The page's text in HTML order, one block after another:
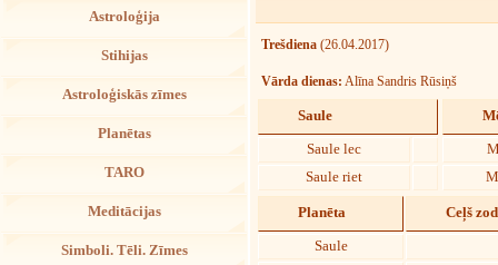
Astroloģija
Stihijas
Astroloģiskās zīmes
Planētas
TARO
Meditācijas
Simboli. Tēli. Zīmes
Trešdiena (26.04.2017)
Vārda dienas: Alīna Sandris Rūsiņš
Saule
Saule lec
Saule riet
Planēta Ceļš
Saule